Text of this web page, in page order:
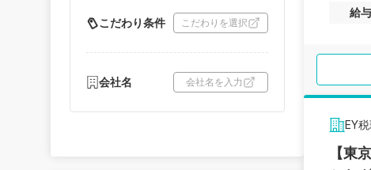
こだわり条件 こだわりを選択
会社名 会社名を入力
給与
EY
【東